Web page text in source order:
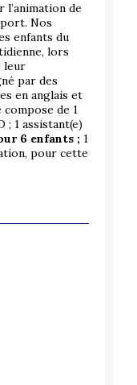
de
Nos
enfants du
lors
leur
par des
en anglais et
compose de 1
1 assistant(e)
6 enfants ; 1
pour cette